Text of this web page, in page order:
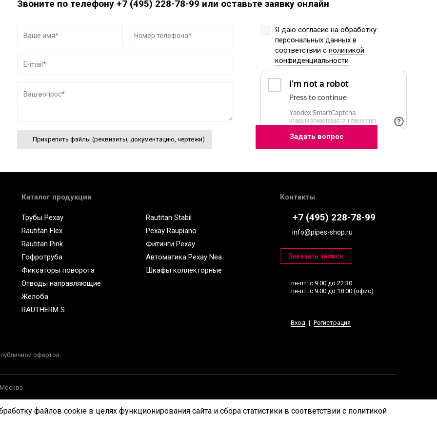
Звоните по телефону+7 (495) 228-78-99 или оставьте заявку онлайн
Прикрепить файлы (реквизиты, документацию, чертежи)
Я даю согласие на обработку
персональных данных в
соответствии с политикой
конфиденциальности
Контакты
+7 (495) 228-78-99
info@pipes-shop.ru
пн-пт: с 9:00 до 22:30
пн-пт: с 9:00 до 18:00 (офис)
Вход | Регистрация
Каталог продукции
Трубы Рехау
Rautitan Flex
Rautitan Pink
Гофротруба
Фиксаторы поворота
Отводы направляющие
Желоба
RAUTHERM S
Rautitan Stabil
Рехау Raupiano
Фитинги Рехау
Автоматика Рехау Nea
Шкафы коллекторные
офертой.
файлов cookie в целях функционирования сайта и сбора статистики в соответствии с политикой